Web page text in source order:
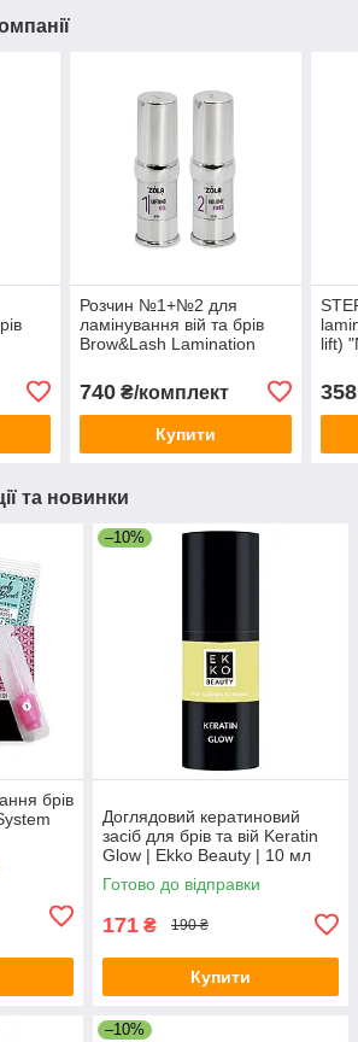
Розчин №1+№2 для
ламінування вій та брів
Brow&Lash Lamination
740₴/комплект
Купити
lift)
358
та новинки
брів
–10%
Доглядовий кератиновий
засіб для брів та вій Keratin
Glow | Ekko Beauty | 10 мл
Готово до відправки
171 ₴ 190 ₴
Купити
–10%